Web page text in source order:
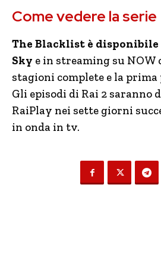
Come vedere la serie
The Blacklist è disponibile
Sky e in streaming su NOW
stagioni complete e la prima
Gli episodi di Rai 2 saranno
RaiPlay nei sette giorni
in onda in tv.